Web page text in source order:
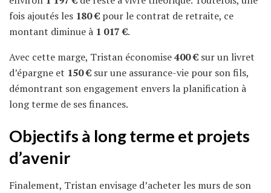
fois ajoutés les 180 € pour le contrat de retraite, ce
montant diminue à 1 017 €.
Avec cette marge, Tristan économise400 € sur un livret
d’épargne et 150 € sur une assurance-vie pour son fils,
démontrant son engagement envers la planification à
long terme de ses finances.
Objectifs à long terme et projets
d’avenir
Finalement, Tristan envisage d’acheter les murs de son